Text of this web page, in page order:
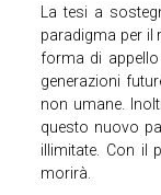
La tesi a
paradigma per il
forma di
generazioni
non umane.
questo nuovo
illimitate. Con il
morirà.